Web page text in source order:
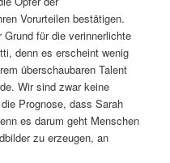
Vorurteilen bestätigen.
für die verinnerlichte
denn es erscheint wenig
überschaubaren Talent
Wir sind zwar keine
Prognose, dass Sarah
es darum geht Menschen
zu erzeugen, an